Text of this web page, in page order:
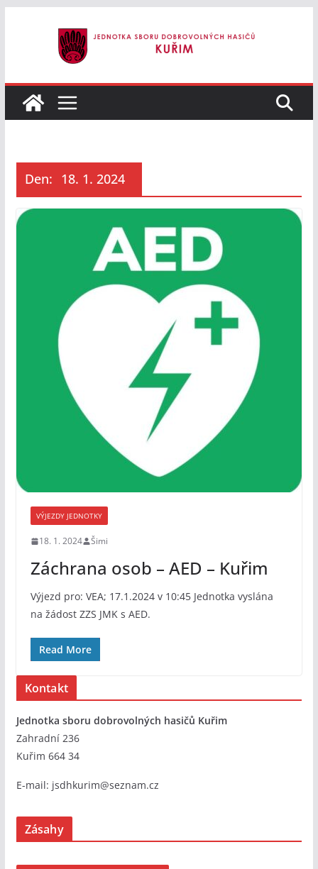
Den: 18. 1. 2024
VÝJEZDY JEDNOTKY
18. 1. 2024 Šimi
Záchrana osob – AED – Kuřim
Výjezd pro: VEA; 17.1.2024 v 10:45 Jednotka vyslána
na žádost ZZS JMK s AED.
Read More
Kontakt
Jednotka sboru dobrovolných hasičů Kuřim
Zahradní 236
Kuřim 664 34
E-mail: jsdhkurim@seznam.cz
Zásahy